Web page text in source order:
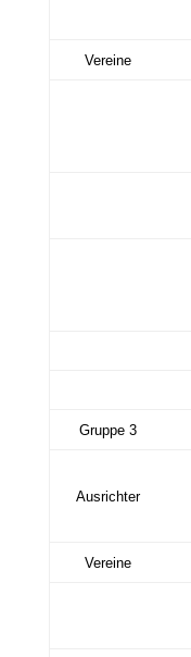
Vereine
Gruppe 3
Ausrichter
Vereine